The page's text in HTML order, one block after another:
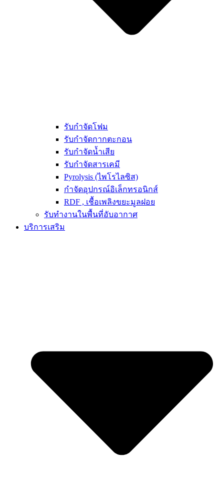
รับกำจัดโฟม
รับกำจัดกากตะกอน
รับกำจัดน้ำเสีย
รับกำจัดสารเคมี
Pyrolysis (ไพโรไลซิส)
กำจัดอุปกรณ์อิเล็กทรอนิกส์
RDF , เชื้อเพลิงขยะมูลฝอย
รับทำงานในพื้นที่อับอากาศ
บริการเสริม